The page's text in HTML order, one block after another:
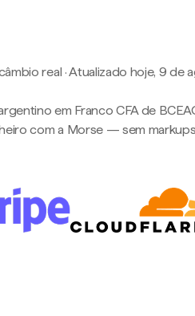
real ·Atualizado hoje, 9 de
em Franco CFA de
com a Morse — sem markups